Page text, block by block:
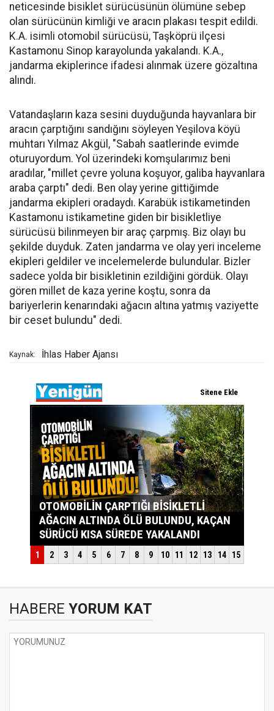
neticesinde bisiklet sürücüsünün ölümüne sebep
olan sürücünün kimliği ve aracın plakası tespit edildi.
K.A. isimli otomobil sürücüsü, Taşköprü ilçesi
Kastamonu Sinop karayolunda yakalandı. K.A.,
jandarma ekiplerince ifadesi alınmak üzere gözaltına
alındı.
Vatandaşların kaza sesini duyduğunda hayvanlara bir
aracın çarptığını sandığını söyleyen Yeşilova köyü
muhtarı Yılmaz Akgül, "Sabah saatlerinde evimde
oturuyordum. Yol üzerindeki komşularımız beni
aradılar, "millet çevre yoluna koşuyor, galiba hayvanlara
araba çarptı" dedi. Ben olay yerine gittiğimde
jandarma ekipleri oradaydı. Karabük istikametinden
Kastamonu istikametine giden bir bisikletliye
sürücüsü bilinmeyen bir araç çarpmış. Biz olayı bu
şekilde duyduk. Zaten jandarma ve olay yeri inceleme
ekipleri geldiler ve incelemelerde bulundular. Bizler
sadece yolda bir bisikletinin ezildiğini gördük. Olayı
gören millet de kaza yerine koştu, sonra da
bariyerlerin kenarındaki ağacın altına yatmış vaziyette
bir ceset bulundu" dedi.
Kaynak: İhlas Haber Ajansı
HABERE YORUM KAT